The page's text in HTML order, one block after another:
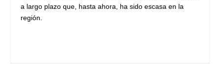
a largo plazo que, hasta ahora, ha sido escasa en la
región.